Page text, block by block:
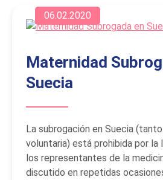
06.02.2020
Maternidad
Suecia
La subrogación en Suecia
voluntaria) está prohibida por la
los representantes de la
discutido en repetidas